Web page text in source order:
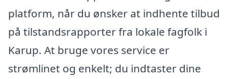
platform, når du ønsker at indhente tilbud
på tilstandsrapporter fra lokale fagfolk i
Karup. At bruge vores service er
strømlinet og enkelt; du indtaster dine